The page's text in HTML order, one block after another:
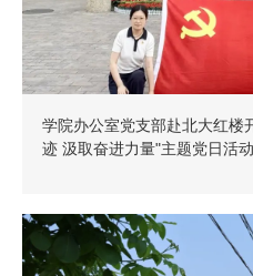
学院办公室党支部赴北大红楼
迹 汲取奋进力量"主题党日活动